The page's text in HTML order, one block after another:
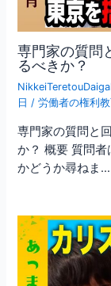
専門家の質問
るべきか？
日 /労働者の権利
専門家の質問と
か？ 概要 質問
かどうか尋ねま…